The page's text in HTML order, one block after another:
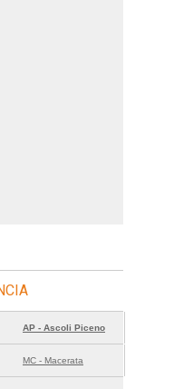
AP - Ascoli Piceno
MC - Macerata